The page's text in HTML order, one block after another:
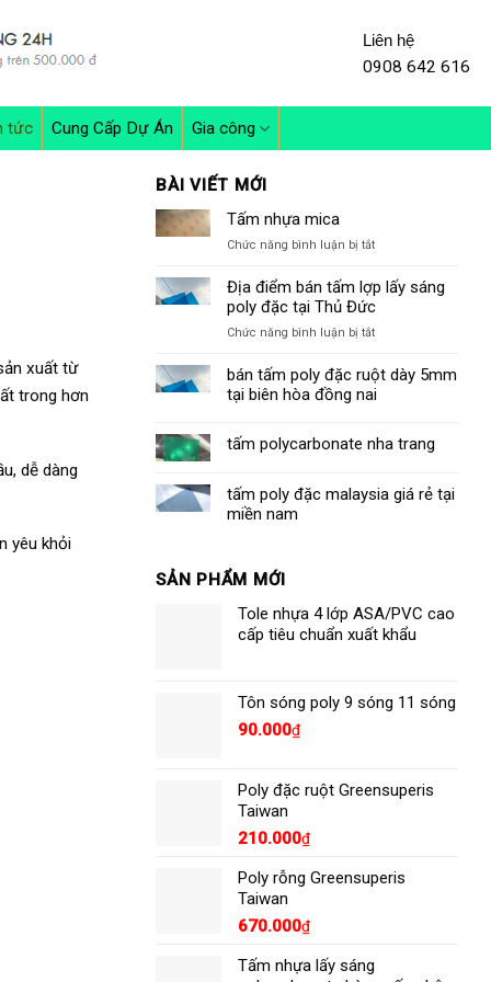
Liên hệ
0908 642 616
tức Cung Cấp Dự Án Gia công
xuất từ
trong hơn
dễ dàng
yêu khỏi
BÀI VIẾT MỚI
Tấm nhựa mica
Chức năng bình luận bị tắtở
nhựa
mica
Địa điểm bán tấm lợp lấy sáng
poly đặc tại Thủ Đức
Chức năng bình luận bị tắtở
điểm
bán
lấy
đặc
bán tấm poly đặc ruột dày 5mm
tại biên hòa đồng nai
tấm polycarbonate nha trang
tấm poly đặc malaysia giá rẻ tại
miền nam
SẢN PHẨM MỚI
Tole nhựa 4 lớp ASA/PVC cao
cấp tiêu chuẩn xuất khẩu
Tôn sóng poly 9 sóng 11 sóng
90.000₫
Poly đặc ruột Greensuperis
Taiwan
210.000₫
Poly rỗng Greensuperis
Taiwan
670.000₫
Tấm nhựa lấy sáng